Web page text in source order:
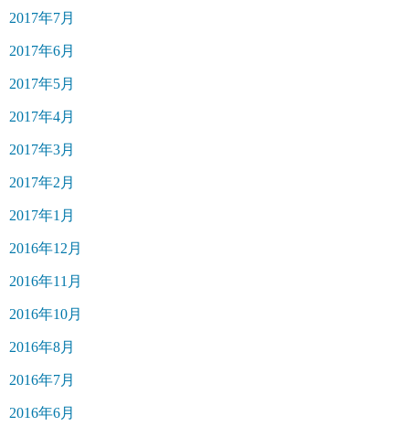
2017年7月
2017年6月
2017年5月
2017年4月
2017年3月
2017年2月
2017年1月
2016年12月
2016年11月
2016年10月
2016年8月
2016年7月
2016年6月